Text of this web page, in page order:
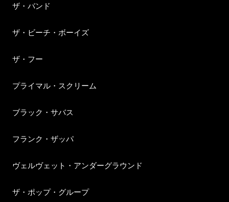
ザ・バンド
ザ・ビーチ・ボーイズ
ザ・フー
プライマル・スクリーム
ブラック・サバス
フランク・ザッパ
ヴェルヴェット・アンダーグラウンド
ザ・ポップ・グループ